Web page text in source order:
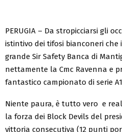
PERUGIA – Da stropicciarsi gli
istintivo dei tifosi bianconeri
grande Sir Safety Banca di
nettamente la Cmc Ravenna e
fantastico campionato di serie
Niente paura, è tutto vero e
la forza dei Block Devils del
vittoria consecutiva (12 punti